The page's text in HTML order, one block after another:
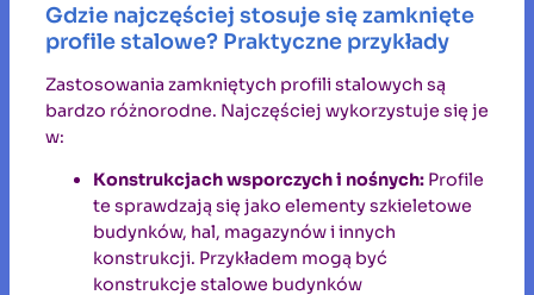
Gdzie najczęściej stosuje się zamknięte
profile stalowe? Praktyczne przykłady
Zastosowania zamkniętych profili stalowych są
bardzo różnorodne. Najczęściej wykorzystuje się je
w:
Konstrukcjach wsporczych i nośnych: Profile
te sprawdzają się jako elementy szkieletowe
budynków, hal, magazynów i innych
konstrukcji. Przykładem mogą być
konstrukcje stalowe budynków